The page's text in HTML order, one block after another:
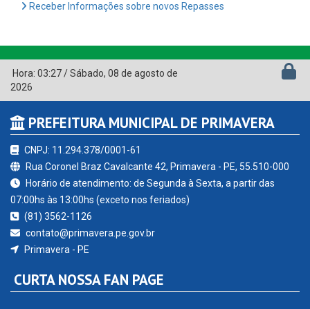
Receber Informações sobre novos Repasses
Hora: 03:27/Sábado, 08 de agosto de
2026
PREFEITURA MUNICIPAL DE PRIMAVERA
CNPJ: 11.294.378/0001-61
Rua Coronel Braz Cavalcante 42, Primavera - PE, 55.510-000
Horário de atendimento: de Segunda à Sexta, a partir das
07:00hs às 13:00hs (exceto nos feriados)
(81) 3562-1126
contato@primavera.pe.gov.br
Primavera - PE
CURTA NOSSA FAN PAGE